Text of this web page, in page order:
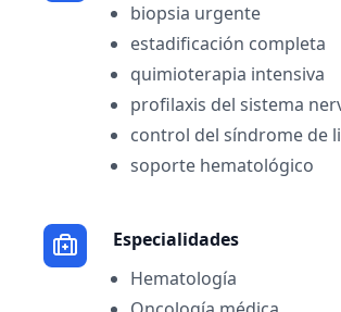
biopsia urgente
estadificación completa
quimioterapia intensiva
profilaxis del sistema
control del síndrome de
soporte hematológico
Especialidades
Hematología